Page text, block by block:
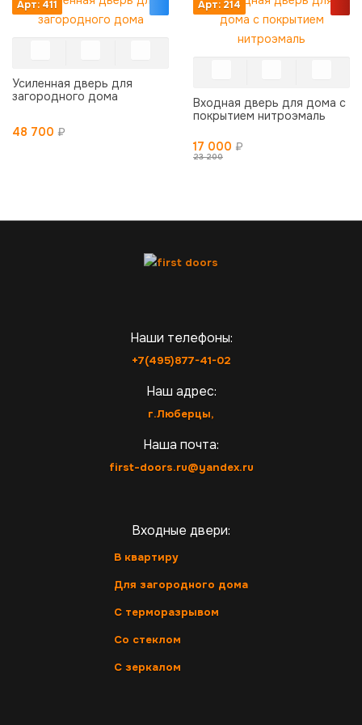
Арт: 411
Усиленная дверь для
загородного дома
48 700 ₽
Арт: 214
Входная дверь для дома с
покрытием нитроэмаль
17 000 ₽
23 200
Наши телефоны:
+7(495)877-41-02
Наш адрес:
г.Люберцы,
Наша почта:
first-doors.ru@yandex.ru
Входные двери:
В квартиру
Для загородного дома
С терморазрывом
Со стеклом
С зеркалом